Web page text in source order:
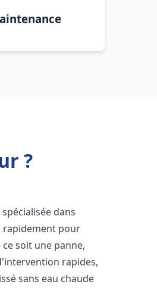
?
dans
rapidement pour
soit une panne,
rapides,
sans eau chaude